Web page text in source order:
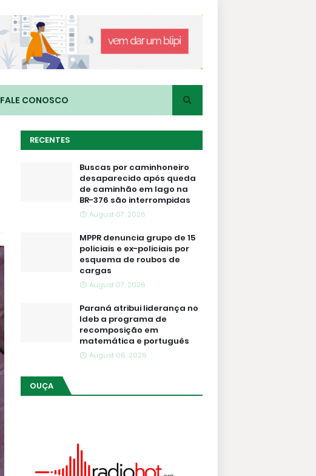
FALE CONOSCO
RECENTES
Buscas por caminhoneiro
desaparecido após queda
de caminhão em lago na
BR-376 são interrompidas
August 07, 2026
MPPR denuncia grupo de 15
policiais e ex-policiais por
esquema de roubos de
cargas
August 07, 2026
Paraná atribui liderança no
Ideb a programa de
recomposição em
matemática e português
August 06, 2026
OUÇA